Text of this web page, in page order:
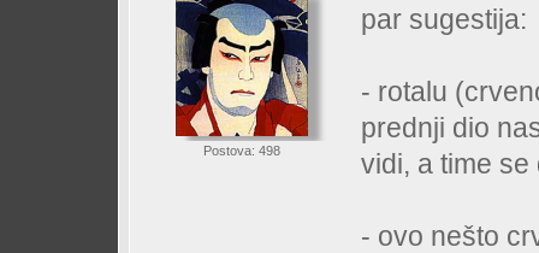
Postova: 498
par sugestija:
- rotalu
prednji dio
vidi, a time
- ovo nešto